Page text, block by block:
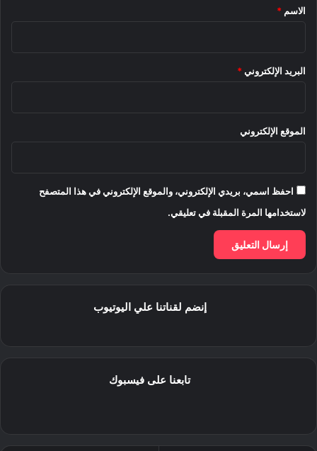
*
الاسم *
البريد الإلكتروني *
الموقع الإلكتروني
احفظ اسمي، بريدي الإلكتروني، والموقع الإلكتروني في هذا المتصفح
لاستخدامها المرة المقبلة في تعليقي.
إنضم لقناتنا علي اليوتيوب
تابعنا على فيسبوك